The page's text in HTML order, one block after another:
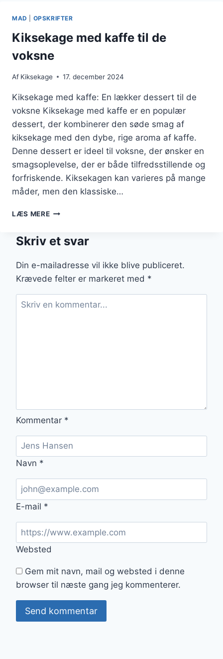
MAD OPSKRIFTER
Kiksekage med kaffe til de
voksne
Af Kiksekage 17. december 2024
Kiksekage med kaffe: En lækker dessert til de
voksne Kiksekage med kaffe er en populær
dessert, der kombinerer den søde smag af
kiksekage med den dybe, rige aroma af kaffe.
Denne dessert er ideel til voksne, der ønsker en
smagsoplevelse, der er både tilfredsstillende og
forfriskende. Kiksekagen kan varieres på mange
måder, men den klassiske…
LÆS MEREKIKSEKAGE
TIL
VOKSNE
Skriv et svar
Din e-mailadresse vil ikke blive publiceret.
Krævede felter er markeret med *
Kommentar *
Navn *
E-mail *
Websted
Gem mit navn, mail og websted i denne
browser til næste gang jeg kommenterer.